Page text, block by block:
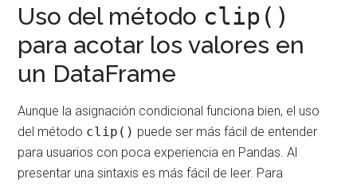
Uso del método clip()
para acotar los valores en
un DataFrame
Aunque la asignación condicional funciona bien, el uso
del método clip() puede ser más fácil de entender
para usuarios con poca experiencia en Pandas. Al
presentar una sintaxis es más fácil de leer. Para